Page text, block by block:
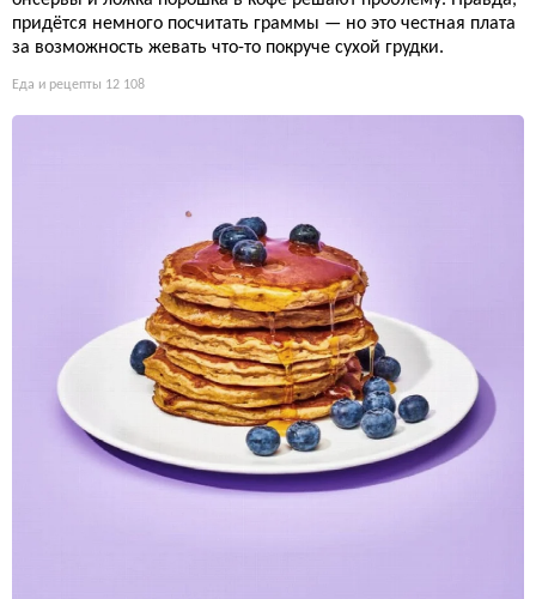
придётся немного посчитать граммы — но это честная плата
за возможность жевать что-то покруче сухой грудки.
Еда и рецепты 12 108